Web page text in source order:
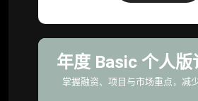
年度 Basic 个人版
掌握融资、项目与市场重点，减
定制化研究服务（1次，课题
后，由业内享有盛誉的研究
研究，并交付一份完整研究